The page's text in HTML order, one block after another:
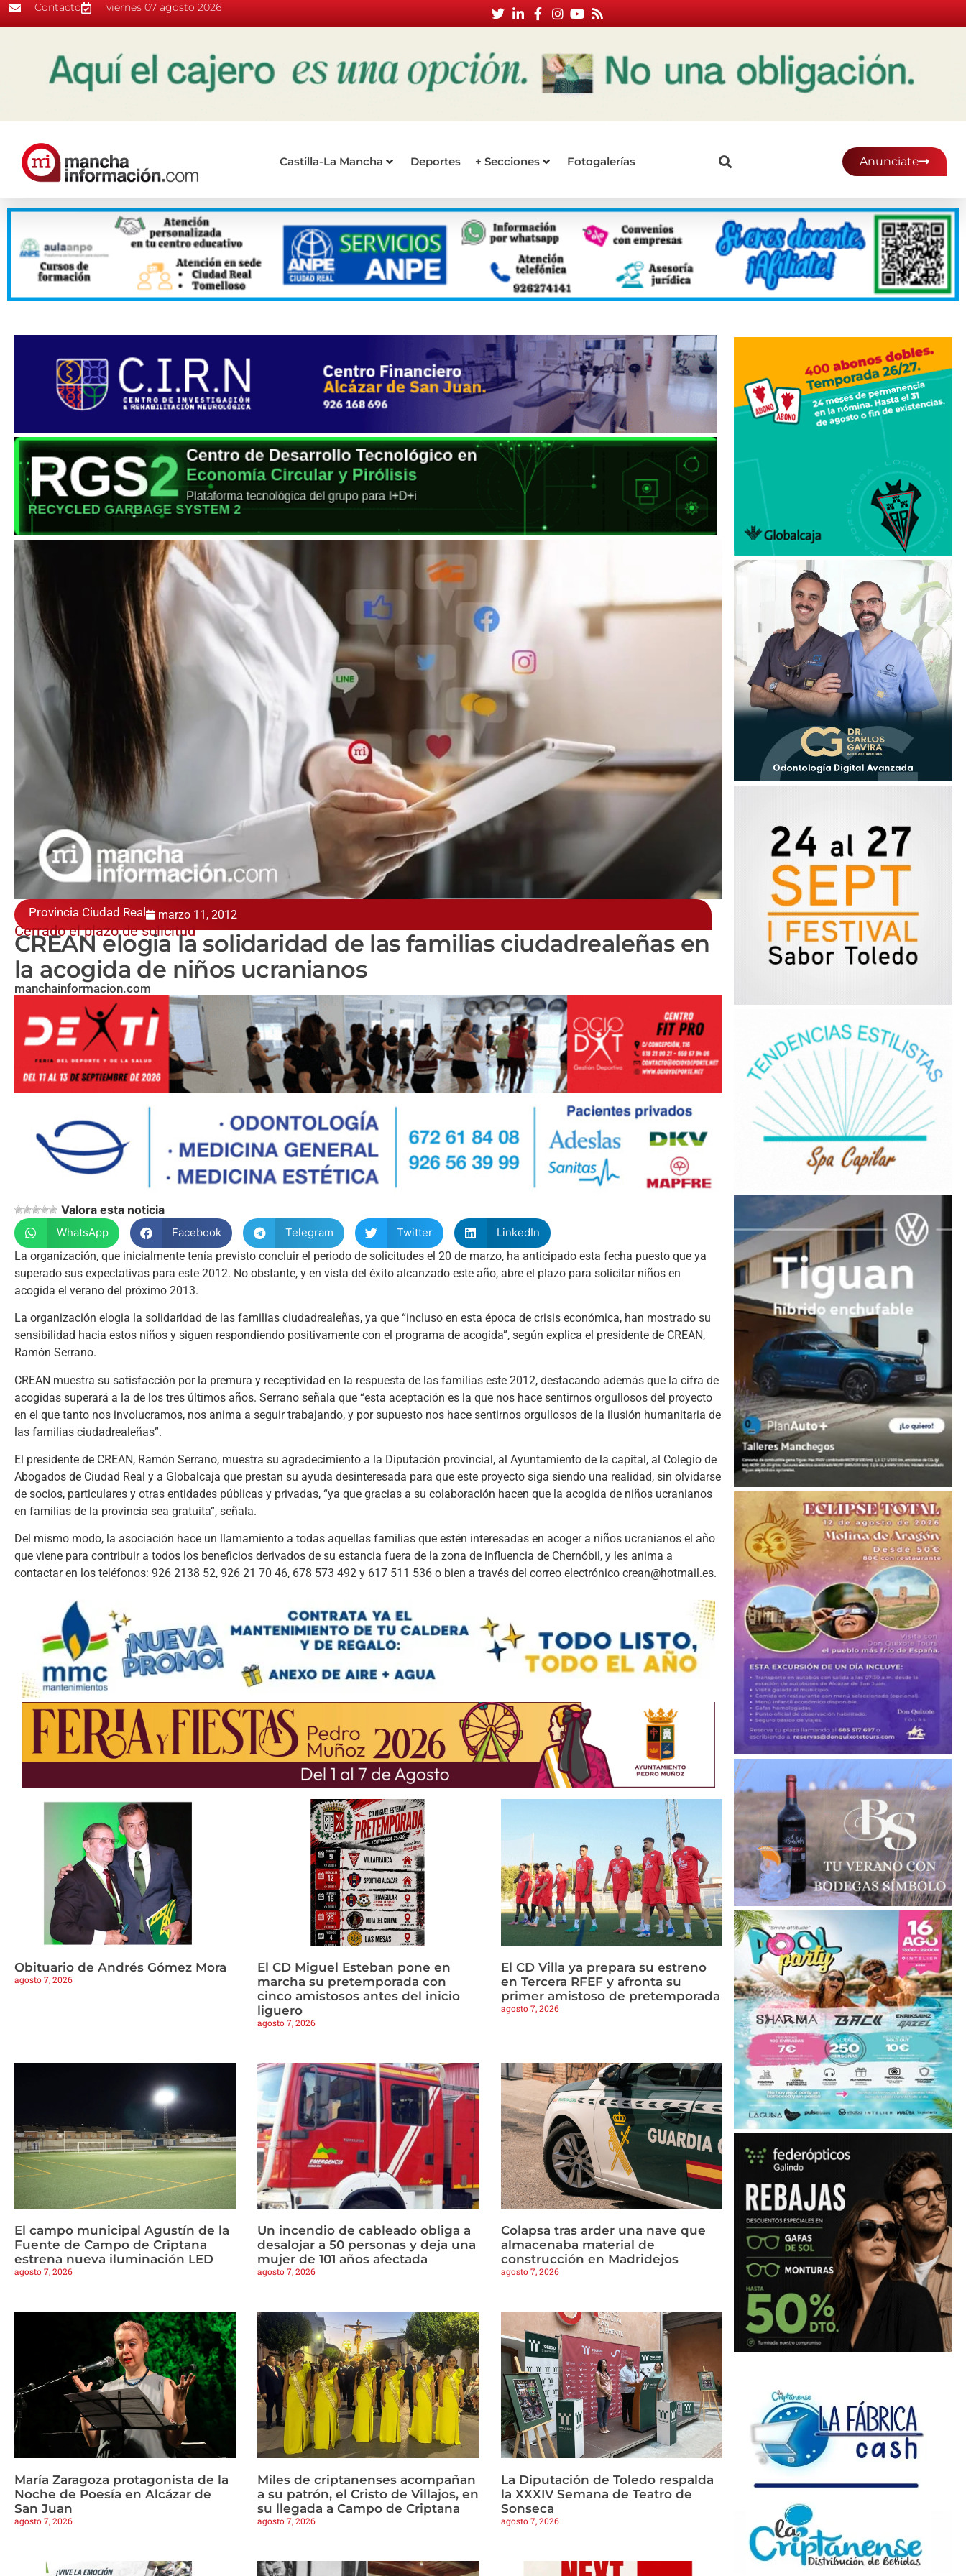
Contacto viernes 07 agosto 2026
Castilla-La Mancha Deportes + Secciones Fotogalerías Anunciate
Provincia Ciudad Real marzo 11, 2012
Cerrado el plazo de solicitud
CREAN elogia la solidaridad de las familias ciudadrealeñas en
la acogida de niños ucranianos
manchainformacion.com
Valora esta noticia
WhatsApp Facebook Telegram Twitter
LinkedIn
La organización, que inicialmente tenía previsto concluir el periodo de solicitudes el 20 de marzo, ha anticipado esta fecha puesto que ya
superado sus expectativas para este 2012. No obstante, y en vista del éxito alcanzado este año, abre el plazo para solicitar niños en
acogida el verano del próximo 2013.
La organización elogia la solidaridad de las familias ciudadrealeñas, ya que “incluso en esta época de crisis económica, han mostrado su
sensibilidad hacia estos niños y siguen respondiendo positivamente con el programa de acogida”, según explica el presidente de CREAN,
Ramón Serrano.
CREAN muestra su satisfacción por la premura y receptividad en la respuesta de las familias este 2012, destacando además que la cifra de
acogidas superará a la de los tres últimos años. Serrano señala que “esta aceptación es la que nos hace sentirnos orgullosos del proyecto
en el que tanto nos involucramos, nos anima a seguir trabajando, y por supuesto nos hace sentirnos orgullosos de la ilusión humanitaria de
las familias ciudadrealeñas”.
El presidente de CREAN, Ramón Serrano, muestra su agradecimiento a la Diputación provincial, al Ayuntamiento de la capital, al Colegio de
Abogados de Ciudad Real y a Globalcaja que prestan su ayuda desinteresada para que este proyecto siga siendo una realidad, sin olvidarse
de socios, particulares y otras entidades públicas y privadas, “ya que gracias a su colaboración hacen que la acogida de niños ucranianos
en familias de la provincia sea gratuita”, señala.
Del mismo modo, la asociación hace un llamamiento a todas aquellas familias que estén interesadas en acoger a niños ucranianos el año
que viene para contribuir a todos los beneficios derivados de su estancia fuera de la zona de influencia de Chernóbil, y les anima a
contactar en los teléfonos: 926 2138 52, 926 21 70 46, 678 573 492 y 617 511 536 o bien a través del correo electrónico crean@hotmail.es.
Obituario de Andrés Gómez Mora
agosto 7, 2026
El CD Miguel Esteban pone en
marcha su pretemporada con
cinco amistosos antes del inicio
liguero
agosto 7, 2026
El CD Villa ya prepara su estreno
en Tercera RFEF y afronta su
primer amistoso de pretemporada
agosto 7, 2026
El campo municipal Agustín de la
Fuente de Campo de Criptana
estrena nueva iluminación LED
agosto 7, 2026
Un incendio de cableado obliga a
desalojar a 50 personas y deja una
mujer de 101 años afectada
agosto 7, 2026
Colapsa tras arder una nave que
almacenaba material de
construcción en Madridejos
agosto 7, 2026
María Zaragoza protagonista de la
Noche de Poesía en Alcázar de
San Juan
agosto 7, 2026
Miles de criptanenses acompañan
a su patrón, el Cristo de Villajos, en
su llegada a Campo de Criptana
agosto 7, 2026
La Diputación de Toledo respalda
la XXXIV Semana de Teatro de
Sonseca
agosto 7, 2026